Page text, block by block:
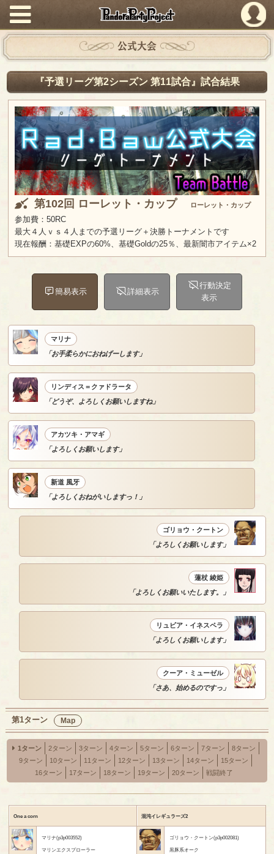
PandoraPartyProject
公式大会
『予選リーグ第2シーズン 第11試合』試合結果
第102回 ローレット・カップ ローレット・カップ
参加費：50RC
最大４人ｖｓ４人までの予選リーグ＋決勝トーナメントです
現在報酬：基礎EXPの60%、基礎Goldの25％、最新闇市アイテム×2
簡易表示 詳細表示
行動決定
表示
マリナ
「お手柔らかにおねげーします」
リンディス＝クァドラータ
「どうぞ、よろしくお願いしますね」
アカツキ・アマギ
「よろしくお願いします」
新道 風牙
「よろしくおねがいしますっ！」
ゴリョウ・クートン
「よろしくお願いします」
蓮杖 綾姫
「よろしくお願いいたします。」
リュビア・イネスペラ
「よろしくお願いします」
クーア・ミューゼル
「さあ、始めるのですっ」
第1ターン Map
1ターン 2ターン 3ターン 4ターン 5ターン 6ターン 7ターン
8ターン
9ターン
10ターン 11ターン 12ターン 13ターン 14ターン
15ターン
16ターン
17ターン 18ターン 19ターン 20ターン 戦闘終了
One a corn 混沌イレギュラーズ2
マリナ(p3p003552)
マリンエクスプローラー
ゴリョウ・クートン(p3p002081)
黒豚系オーク